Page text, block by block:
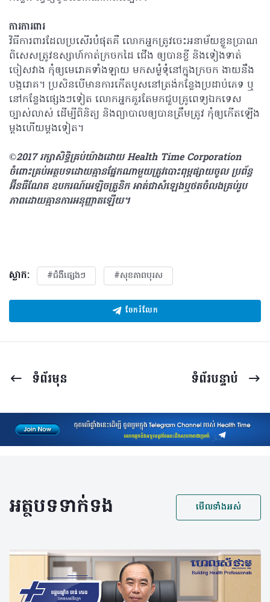
ការការពារ
វិធីការពារដែលប្រសើរបំផុតគឺ លោកអ្នកត្រូវចេះអនាម័យខ្លួនប្រាណ
ពិសេសត្រូវឧស្សាហ៍កាត់ក្រចកដៃ ជើង ឲ្យបានខ្លី​ និងទៀងទាត់
ចៀសវាង កុំឲ្យមេរោគទាំងឡាយ មកសម្ងំទុំនៅក្នុងក្រចក​ ងាយនឹង
បង្ករោគ។ ប្រសិនបើមានការកើតបូសនៅត្រង់កន្លែងប្រដាប់ភេទ ឬ
នៅកន្លែងផ្សេងៗទៀត លោកអ្នកគួរតែមកជួបគ្រូពេទ្យឯកទេស
ច្បាស់លាស់ ដើម្បីពិនិត្យ និងព្យាបាលឲ្យបានត្រឹមត្រូវ កុំឲ្យកើតឡើង
ម្ដងហើយម្ដងទៀត។
©2017 រក្សាសិទ្ធិគ្រប់យ៉ាង​ដោយ Health Time Corporation
ចំពោះគ្រប់អត្ថបទដោយគ្មានផ្នែកណាមួយត្រូវបោះពុម្ពផ្សាយចូល ប្រព័ន្ធ
អ៊ីនធឺណែត ឧបករណ៍អេឡិចត្រូនិក អាត់ជាសំឡេងឬថតចំលងគ្រប់រូប
ភាពដោយគ្មានការអនុញ្ញាតឡើយ។
ស្លាក: #ជំងឺផ្សេងៗ #សុខភាពបុរស
ចែករំលែក
ទំព័រ​មុន ទំព័រ​បន្ទាប់
អត្ថបទទាក់ទង មើលទាំងអស់